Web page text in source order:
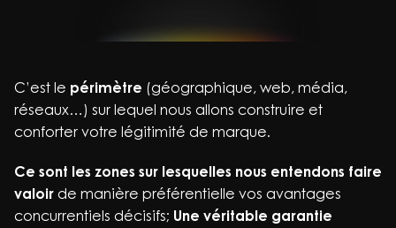
C’est le périmètre (géographique, web, média,
réseaux…) sur lequel nous allons construire et
conforter votre légitimité de marque.
Ce sont les zones sur lesquelles nous entendons faire
valoir de manière préférentielle vos avantages
concurrentiels décisifs; Une véritable garantie